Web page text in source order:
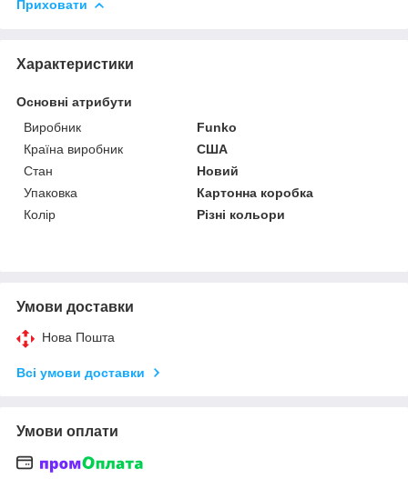
Приховати
Характеристики
Основні атрибути
Виробник
Funko
Країна виробник
США
Стан
Новий
Упаковка
Картонна коробка
Колір
Різні кольори
Умови доставки
Нова Пошта
Всі умови доставки
Умови оплати